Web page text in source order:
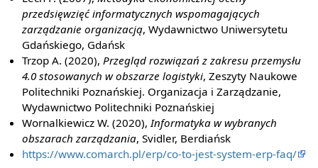
przedsięwzięć informatycznych wspomagających
zarządzanie organizacją, Wydawnictwo Uniwersytetu
Gdańskiego, Gdańsk
Trzop A. (2020), Przegląd rozwiązań z zakresu przemysłu
4.0 stosowanych w obszarze logistyki, Zeszyty Naukowe
Politechniki Poznańskiej. Organizacja i Zarządzanie,
Wydawnictwo Politechniki Poznańskiej
Wornalkiewicz W. (2020), Informatyka w wybranych
obszarach zarządzania, Svidler, Berdiańsk
https://www.comarch.pl/erp/co-to-jest-system-erp-faq/